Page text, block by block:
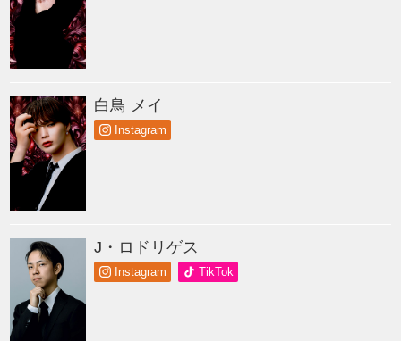
白鳥 メイ
Instagram
J・ロドリゲス
Instagram TikTok